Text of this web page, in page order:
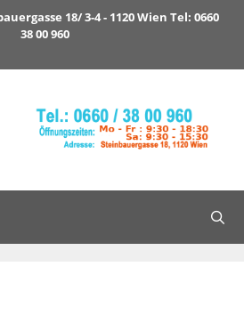
18/ 3-4 - 1120 Wien Tel: 0660
38 00 960